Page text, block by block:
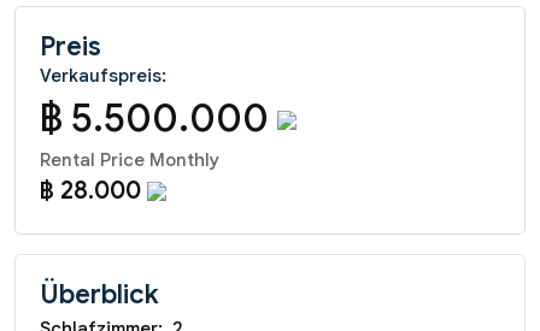
Preis
Verkaufspreis:
฿ 5.500.000
Rental Price Monthly
฿ 28.000
Überblick